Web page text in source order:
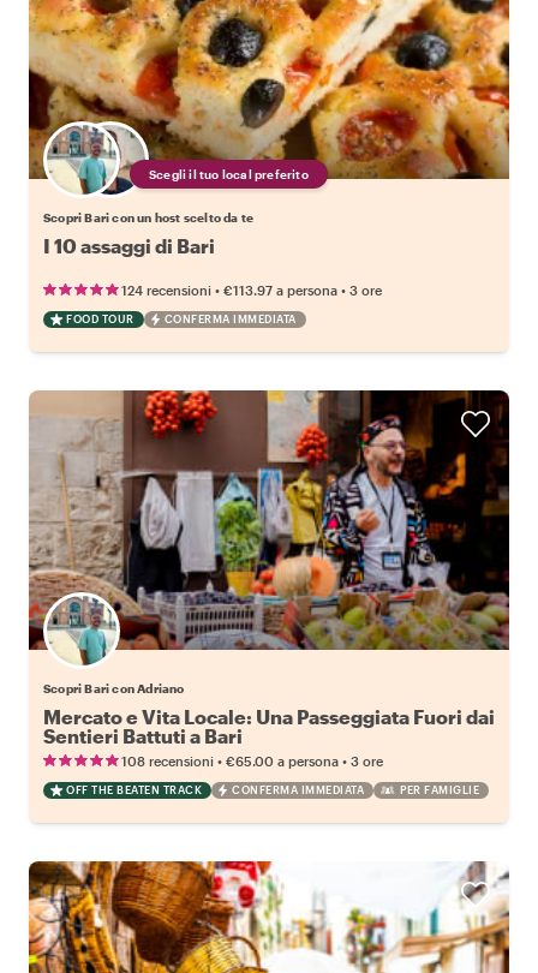
Scegli il tuo local preferito
Scopri Bari con un host scelto da te
I 10 assaggi di Bari
124 recensioni • €113.97 a persona • 3 ore
FOOD TOUR CONFERMA IMMEDIATA
Scopri Bari con Adriano
Mercato e Vita Locale: Una Passeggiata Fuori dai
Sentieri Battuti a Bari
108 recensioni • €65.00 a persona • 3 ore
OFF THE BEATEN TRACK CONFERMA IMMEDIATA PER FAMIGLIE